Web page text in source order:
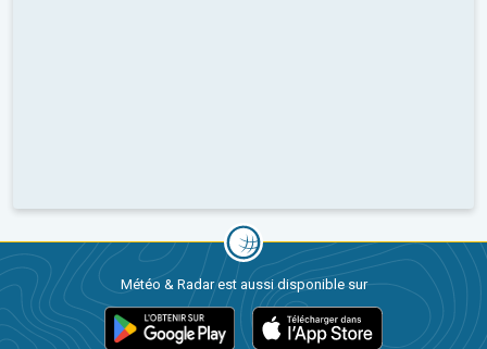
Météo & Radar est aussi disponible sur